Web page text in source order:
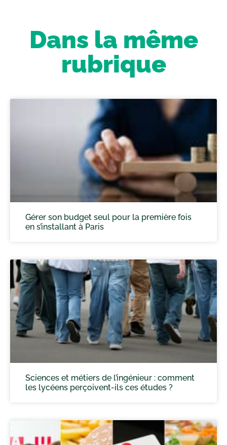
Dans la même
rubrique
Gérer son budget seul pour la première fois
en s’installant à Paris
Sciences et métiers de l’ingénieur : comment
les lycéens perçoivent-ils ces études ?